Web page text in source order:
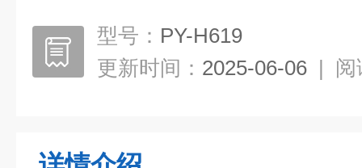
型号： PY-H619
更新时间： 2025-06-06 | 阅